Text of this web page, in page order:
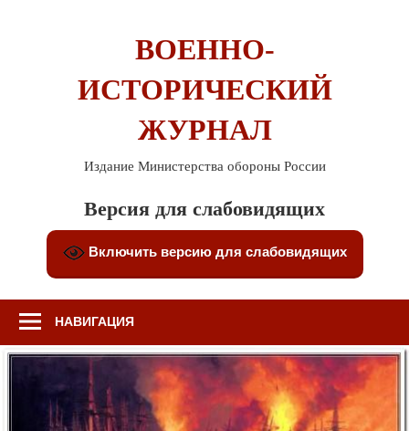
ВОЕННО-
ИСТОРИЧЕСКИЙ
ЖУРНАЛ
Издание Министерства обороны России
Версия для слабовидящих
Включить версию для слабовидящих
НАВИГАЦИЯ